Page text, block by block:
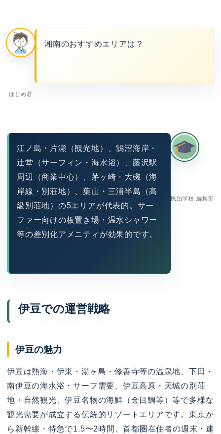
はじめ君
湘南のおすすめエリアは？
民泊学校 編集部
江ノ島・片瀬（観光地）、鵠沼海岸・
辻堂（サーフィン・海水浴）、藤沢駅
周辺（商業中心）、茅ヶ崎・大磯（海
岸線・別荘地）、葉山・三浦半島（高
級別荘地）の5エリアが代表的。サー
ファー向けの板置き場・温水シャワー
等の差別化アメニティが効果的です。
伊豆での運営戦略
伊豆の魅力
伊豆は熱海・伊東・湯ヶ島・修善寺等の温泉地、下田・
南伊豆の海水浴・サーフ需要、伊豆高原・天城の別荘
地・自然観光、伊豆名物の海鮮（金目鯛等）等で多様な
観光需要が成立する伝統的リゾートエリアです。東京か
ら新幹線・特急で1.5〜2時間、首都圏在住者の週末・連